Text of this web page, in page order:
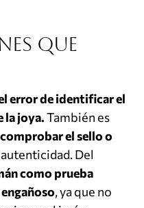
que
error de identificar el
la joya.También es
el sello o
Del
como prueba
, ya que no